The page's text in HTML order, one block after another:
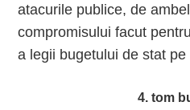
atacurile publice, de
compromisului facut
a legii bugetului de stat pe
4. tom